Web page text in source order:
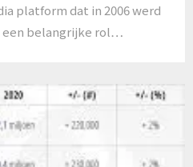
platform dat in 2006 werd
een belangrijke rol…